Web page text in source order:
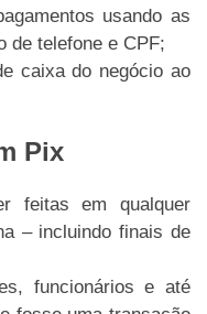
usando as
de telefone e CPF;
caixa do negócio ao
Pix
feitas em qualquer
– incluindo finais de
funcionários e até